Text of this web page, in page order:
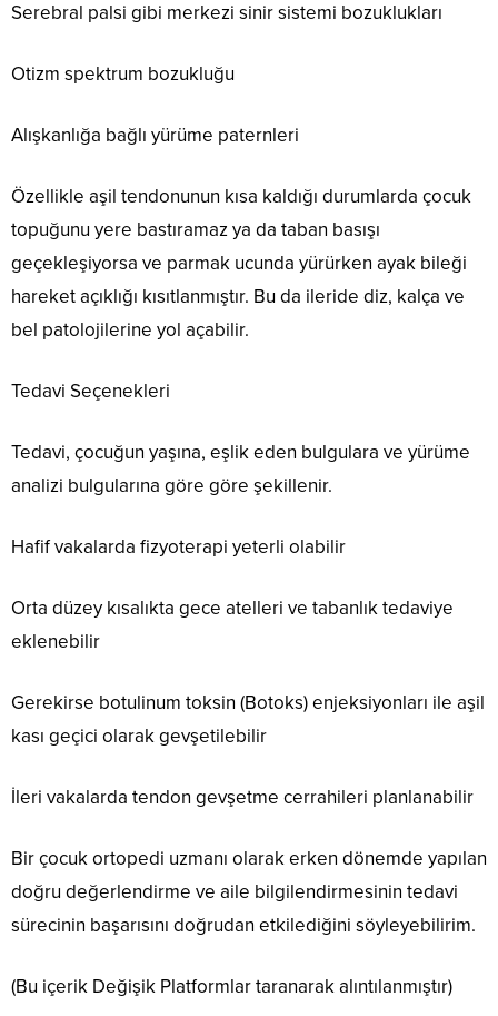
Serebral palsi gibi merkezi sinir sistemi bozuklukları
Otizm spektrum bozukluğu
Alışkanlığa bağlı yürüme paternleri
Özellikle aşil tendonunun kısa kaldığı durumlarda çocuk
topuğunu yere bastıramaz ya da taban basışı
geçekleşiyorsa ve parmak ucunda yürürken ayak bileği
hareket açıklığı kısıtlanmıştır. Bu da ileride diz, kalça ve
bel patolojilerine yol açabilir.
Tedavi Seçenekleri
Tedavi, çocuğun yaşına, eşlik eden bulgulara ve yürüme
analizi bulgularına göre göre şekillenir.
Hafif vakalarda fizyoterapi yeterli olabilir
Orta düzey kısalıkta gece atelleri ve tabanlık tedaviye
eklenebilir
Gerekirse botulinum toksin (Botoks) enjeksiyonları ile aşil
kası geçici olarak gevşetilebilir
İleri vakalarda tendon gevşetme cerrahileri planlanabilir
Bir çocuk ortopedi uzmanı olarak erken dönemde yapılan
doğru değerlendirme ve aile bilgilendirmesinin tedavi
sürecinin başarısını doğrudan etkilediğini söyleyebilirim.
(Bu içerik Değişik Platformlar taranarak alıntılanmıştır)